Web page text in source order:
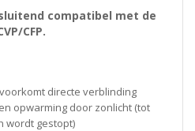
compatibel met de
CFP.
directe verblinding
opwarming door zonlicht (tot
wordt gestopt)